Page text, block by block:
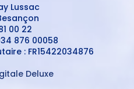
Lussac
00 22
876 00058
: FR15422034876
Deluxe